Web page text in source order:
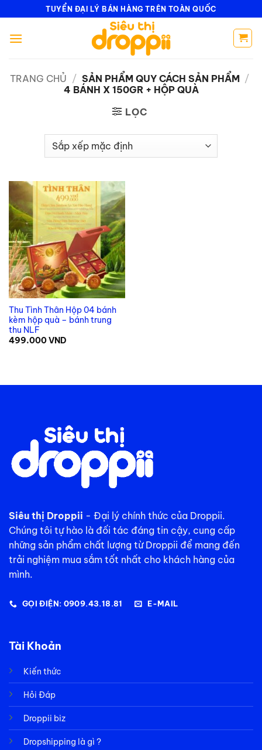
qua
nội
TUYỂN ĐẠI LÝ BÁN HÀNG TRÊN TOÀN QUỐC
TRANG CHỦ / SẢN PHẨM QUY CÁCH SẢN PHẨM /
4 BÁNH X 150GR + HỘP QUÀ
LỌC
Thu Tình Thân Hộp 04 bánh
kèm hộp quà – bánh trung
thu NLF
499.000VND
Siêu thị Droppii - Đại lý chính thức của Droppii.
Chúng tôi tự hào là đối tác đáng tin cậy, cung cấp
những sản phẩm chất lượng từ Droppii để mang đến
trải nghiệm mua sắm tốt nhất cho khách hàng của
mình.
GỌI ĐIỆN: 0909.43.18.81 E-MAIL
Tài Khoản
Kiến thức
Hỏi Đáp
Droppii biz
Dropshipping là gì ?